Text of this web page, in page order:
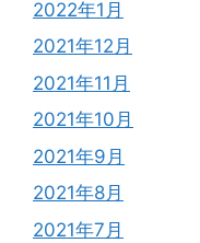
2022年1月
2021年12月
2021年11月
2021年10月
2021年9月
2021年8月
2021年7月